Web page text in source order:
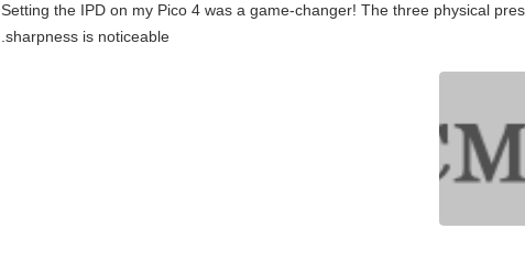
"Setting the IPD on my Pico 4 was a game-changer! The three physical
sharpness is noticeable.